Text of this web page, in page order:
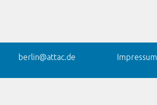
berlin@attac.de Impressum